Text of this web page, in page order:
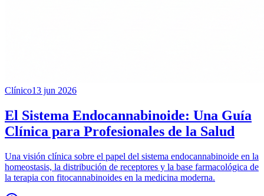
Clínico13 jun 2026
El Sistema Endocannabinoide: Una Guía
Clínica para Profesionales de la Salud
Una visión clínica sobre el papel del sistema endocannabinoide en la
homeostasis, la distribución de receptores y la base farmacológica de
la terapia con fitocannabinoides en la medicina moderna.